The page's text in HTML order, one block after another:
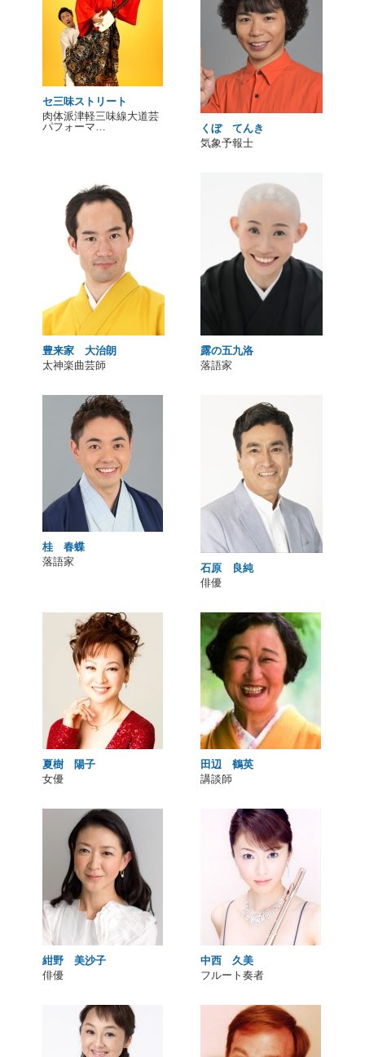
セ三味ストリート
肉体派津軽三味線大道芸
パフォーマ…
くぼ てんき
気象予報士
豊来家 大治朗
太神楽曲芸師
露の五九洛
落語家
桂 春蝶
落語家
石原 良純
俳優
夏樹 陽子
女優
田辺 鶴英
講談師
紺野 美沙子
俳優
中西 久美
フルート奏者